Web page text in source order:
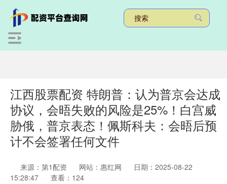
江西股票配资 特朗普：认为普京会达成
协议，会晤失败的风险是25%！白宫威
胁俄，普京表态！佩斯科夫：会晤后预
计不会签署任何文件
来源：第1配资 网站：惠红网
日期：2025-08-22
15:28:47
查看：124